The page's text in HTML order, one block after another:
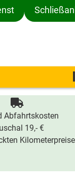
Abfahrtskosten
19,- €